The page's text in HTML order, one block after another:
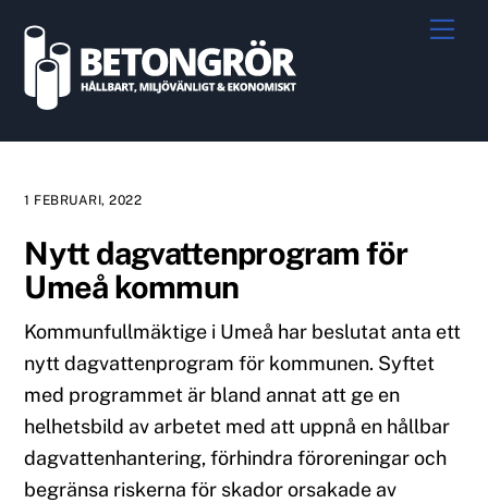
content
1 FEBRUARI, 2022
Nytt dagvattenprogram för
Umeå kommun
Kommunfullmäktige i Umeå har beslutat anta ett
nytt dagvattenprogram för kommunen. Syftet
med programmet är bland annat att ge en
helhetsbild av arbetet med att uppnå en hållbar
dagvattenhantering, förhindra föroreningar och
begränsa riskerna för skador orsakade av